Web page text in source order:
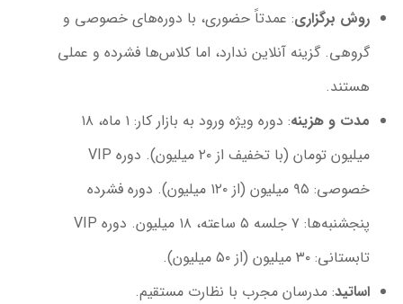
روش برگزاری: عمدتاً حضوری، با دوره‌های خصوصی و
گروهی. گزینه آنلاین ندارد، اما کلاس‌ها فشرده و عملی
هستند.
مدت و هزینه
: دوره ویژه ورود به بازار کار: ۱ ماه، ۱۸
میلیون تومان (با تخفیف از ۲۰ میلیون). دوره VIP
خصوصی: ۹۵ میلیون (از ۱۲۰ میلیون). دوره فشرده
پنجشنبه‌ها: ۷ جلسه ۵ ساعته، ۱۸ میلیون. دوره VIP
تابستانی: ۳۰ میلیون (از ۵۰ میلیون).
اساتید: مدرسان مجرب با نظارت مستقیم.